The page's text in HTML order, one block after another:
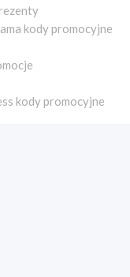
kody promocyjne
kody promocyjne